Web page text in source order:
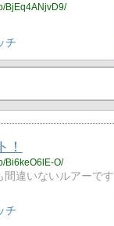
BjEq4ANjvD9/
チ
！
Bi6keO6lE-O/
間違いないルアーです
チ